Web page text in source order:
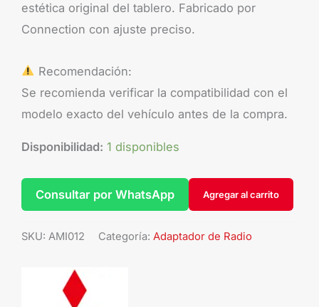
estética original del tablero. Fabricado por
Connection con ajuste preciso.
Recomendación:
Se recomienda verificar la compatibilidad con el
modelo exacto del vehículo antes de la compra.
Disponibilidad: 1 disponibles
Agregar al carrito
Consultar por WhatsApp
SKU: AMI012 Categoría: Adaptador de Radio